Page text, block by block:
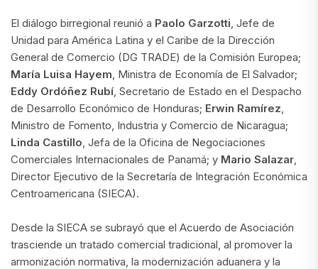
El diálogo birregional reunió a Paolo Garzotti , Jefe de
Unidad para América Latina y el Caribe de la Dirección
General de Comercio (DG TRADE) de la Comisión Europea;
María Luisa Hayem , Ministra de Economía de El Salvador;
Eddy Ordóñez Rubí , Secretario de Estado en el Despacho
de Desarrollo Económico de Honduras; Erwin Ramírez
Ministro de Fomento, Industria y Comercio de Nicaragua;
Linda Castillo , Jefa de la Oficina de Negociaciones
Comerciales Internacionales de Panamá; y Mario Salazar
Director Ejecutivo de la Secretaría de Integración Económica
Centroamericana (SIECA).
Desde la SIECA se subrayó que el Acuerdo de Asociación
trasciende un tratado comercial tradicional, al promover la
armonización normativa, la modernización aduanera y la